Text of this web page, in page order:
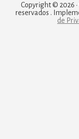
Copyright © 2026 ·
reservados .
de